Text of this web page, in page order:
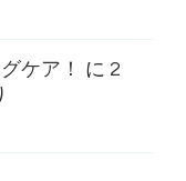
ケア！ に 2